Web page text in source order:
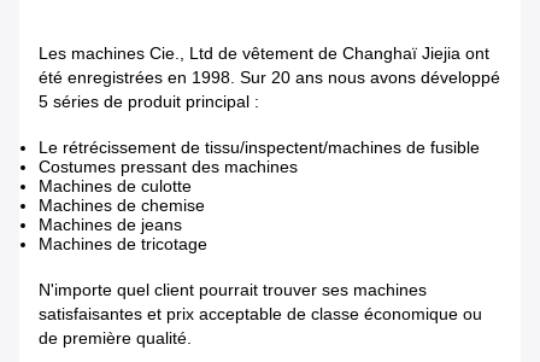
Les machines Cie., Ltd de vêtement de Changhaï Jiejia ont
été enregistrées en 1998. Sur 20 ans nous avons développé
5 séries de produit principal :
Le rétrécissement de tissu/inspectent/machines de fusible
Costumes pressant des machines
Machines de culotte
Machines de chemise
Machines de jeans
Machines de tricotage
N'importe quel client pourrait trouver ses machines
satisfaisantes et prix acceptable de classe économique ou
de première qualité.